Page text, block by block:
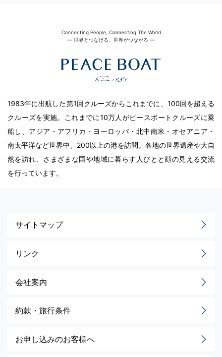
Connecting People, Connecting The World
― 世界とつなげる、世界がつながる ―
1983年に出航した第1回クルーズからこれまでに、100回を超える
クルーズを実施。これまでに10万人がピースボートクルーズに乗
船し、アジア・アフリカ・ヨーロッパ・北中南米・オセアニア・
南太平洋など世界中、200以上の港を訪問。各地の世界遺産や大自
然を訪れ、さまざまな国や地域に暮らす人びとと顔の見える交流
を行っています。
サイトマップ
リンク
会社案内
約款・旅行条件
お申し込みのお客様へ